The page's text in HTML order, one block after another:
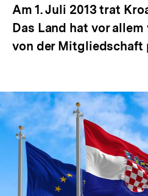
Am 1. Juli 2013 trat
Das Land hat vor
von der Mitgliedschaft